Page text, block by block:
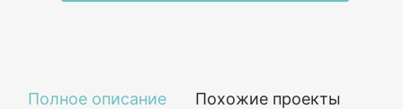
Полное описание
Похожие проекты